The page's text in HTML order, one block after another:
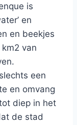
is
en
en beekjes
van
een
en omvang
diep in het
de stad